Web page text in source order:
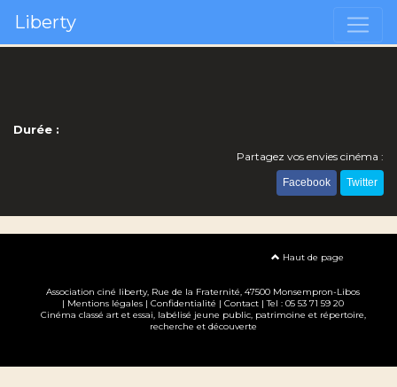
Liberty
Durée :
Partagez vos envies cinéma :
Facebook Twitter
Haut de page
Association ciné liberty, Rue de la Fraternité, 47500 Monsempron-Libos
| Mentions légales | Confidentialité | Contact | Tel : 05 53 71 59 20
Cinéma classé art et essai, labélisé jeune public, patrimoine et répertoire,
recherche et découverte